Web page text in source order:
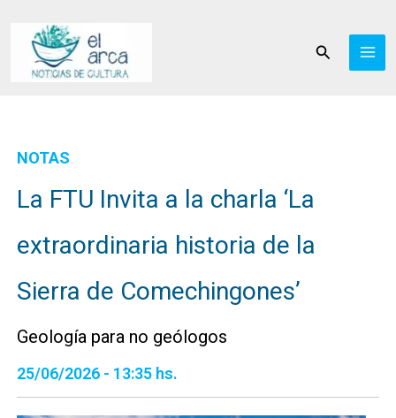
contenido
Buscar
NOTAS
La FTU Invita a la charla ‘La
extraordinaria historia de la
Sierra de Comechingones’
Geología para no geólogos
25/06/2026 - 13:35 hs.